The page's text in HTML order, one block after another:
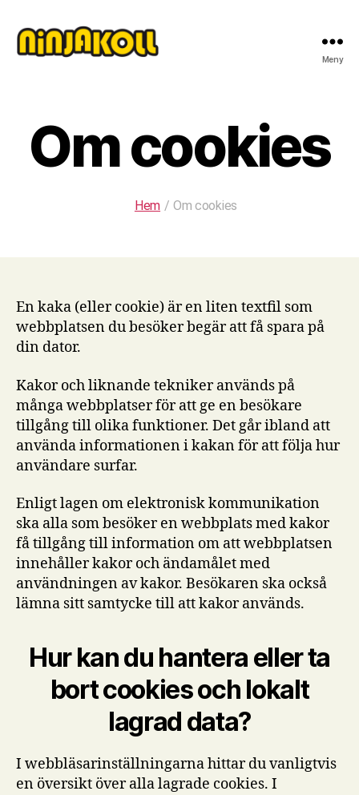
Meny
Om cookies
Hem / Om cookies
En kaka (eller cookie) är en liten textfil som
webbplatsen du besöker begär att få spara på
din dator.
Kakor och liknande tekniker används på
många webbplatser för att ge en besökare
tillgång till olika funktioner. Det går ibland att
använda informationen i kakan för att följa hur
användare surfar.
Enligt lagen om elektronisk kommunikation
ska alla som besöker en webbplats med kakor
få tillgång till information om att webbplatsen
innehåller kakor och ändamålet med
användningen av kakor. Besökaren ska också
lämna sitt samtycke till att kakor används.
Hur kan du hantera eller ta
bort cookies och lokalt
lagrad data?
I webbläsarinställningarna hittar du vanligtvis
en översikt över alla lagrade cookies. I